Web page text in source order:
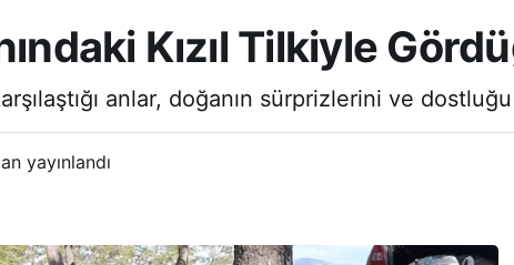
Kızıl Tilkiyle
anlar, doğanın sürprizlerini ve
yayınlandı